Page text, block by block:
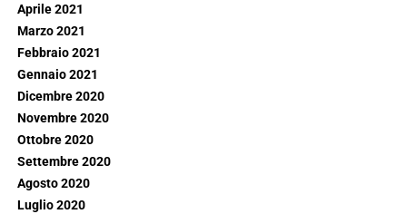
Aprile 2021
Marzo 2021
Febbraio 2021
Gennaio 2021
Dicembre 2020
Novembre 2020
Ottobre 2020
Settembre 2020
Agosto 2020
Luglio 2020